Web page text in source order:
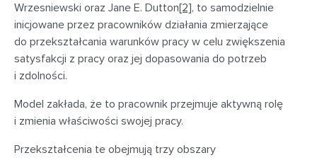
Wrzesniewski oraz Jane E. Dutton[2], to samodzielnie
inicjowane przez pracowników działania zmierzające
do przekształcania warunków pracy w celu zwiększenia
satysfakcji z pracy oraz jej dopasowania do potrzeb
i zdolności.
Model zakłada, że to pracownik przejmuje aktywną rolę
i zmienia właściwości swojej pracy.
Przekształcenia te obejmują trzy obszary